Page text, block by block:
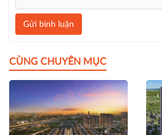
Gửi bình luận
CÙNG CHUYÊN MỤC